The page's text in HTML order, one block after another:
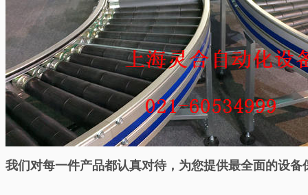
我们对每一件产品都认真对待，为您提供最全面的设备